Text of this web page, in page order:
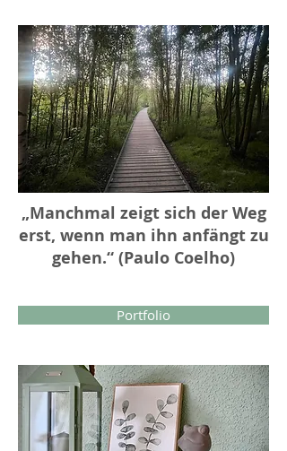
„Manchmal zeigt sich der Weg
erst, wenn man ihn anfängt zu
gehen.“ (Paulo Coelho)​
Portfolio